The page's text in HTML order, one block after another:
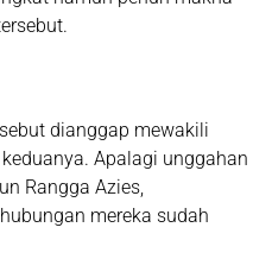
dianggap mewakili
Apalagi unggahan
Rangga Azies,
mereka sudah